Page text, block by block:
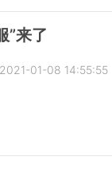
”来了
2021-01-08 14:55:55